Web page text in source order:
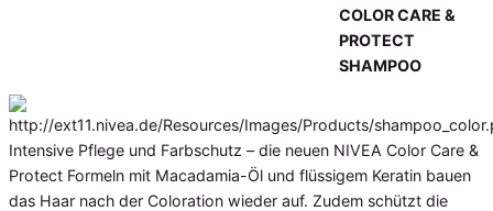
COLOR CARE &
PROTECT
SHAMPOO
Intensive Pflege und Farbschutz – die neuen NIVEA Color Care &
Protect Formeln mit Macadamia-Öl und flüssigem Keratin bauen
das Haar nach der Coloration wieder auf. Zudem schützt die